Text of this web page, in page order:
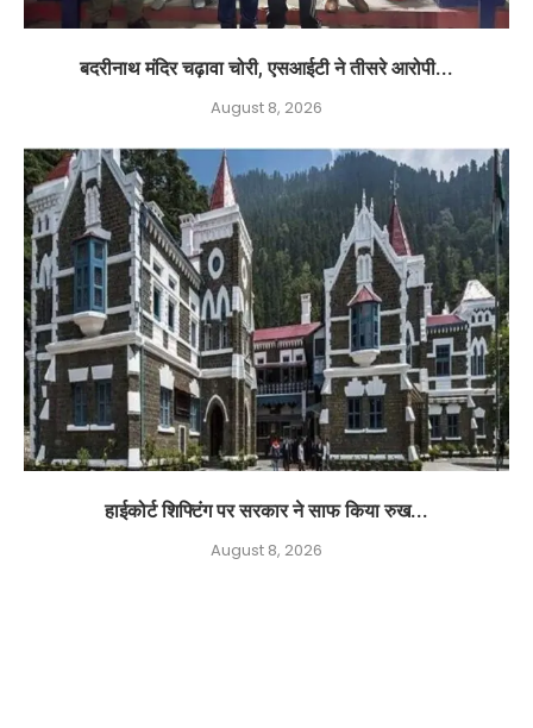
बदरीनाथ मंदिर चढ़ावा चोरी, एसआईटी ने तीसरे आरोपी...
August 8, 2026
हाईकोर्ट शिफ्टिंग पर सरकार ने साफ किया रुख...
August 8, 2026